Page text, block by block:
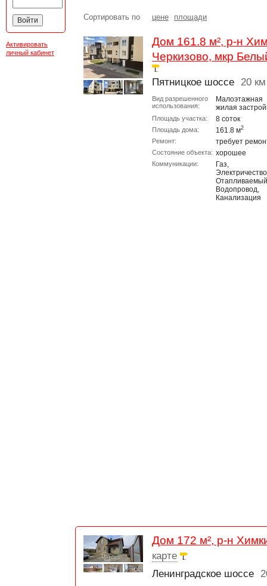
Активировать
личный кабинет
Сортировать по цене площади
Дом 161.8 м², р-н
Черкизово, мкр
Пятницкое шоссе 20
Вид разрешенного
использования:
Малоэтажная
жилая
Площадь участка: 8 соток
Площадь дома: 161.8 м2
Ремонт: требует
Состояние объекта: хорошее
Коммуникации:
Газ,
Водопровод,
Канализация
Дом 172 м², р-н
карте
Ленинградское шоссе